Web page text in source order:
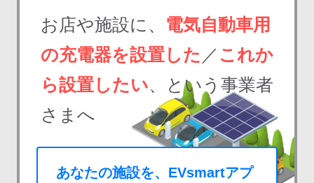
お店や施設に、 電気自動車用
の充電器を設置した ／ これか
ら設置したい、という事業者
さまへ
あなたの施設を、EVsmartアプ